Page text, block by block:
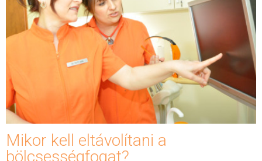
Mikor kell eltávolítani a
bölcsességfogat?